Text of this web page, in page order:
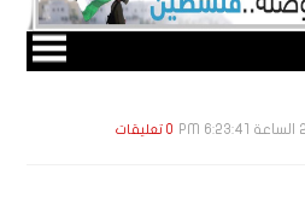
0 تعليقات